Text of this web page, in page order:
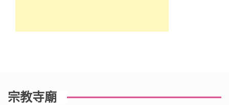
宗教寺廟